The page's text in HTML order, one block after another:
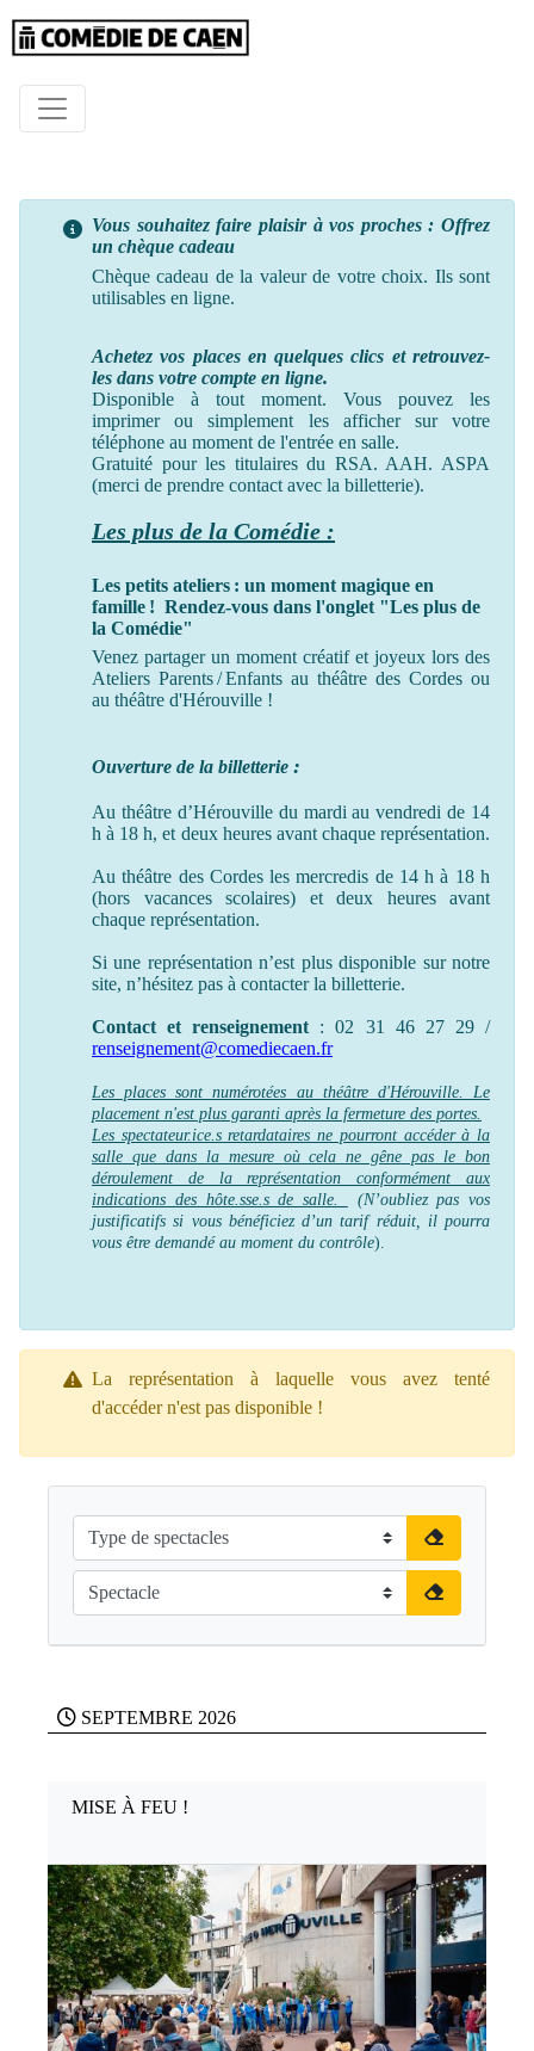
Vous souhaitez faire plaisir à vos proches : Offrez
un chèque cadeau
Chèque cadeau de la valeur de votre choix. Ils sont
utilisables en ligne.
Achetez vos places en quelques clics et retrouvez-
les dans votre compte en ligne.
Disponible à tout moment. Vous pouvez les
imprimer ou simplement les afficher sur votre
téléphone au moment de l'entrée en salle.
Gratuité pour les titulaires du RSA. AAH. ASPA
(merci de prendre contact avec la billetterie).
Les plus de la Comédie :
Les petits ateliers : un moment magique en
famille ! Rendez-vous dans l'onglet "Les plus de
la Comédie"
Venez partager un moment créatif et joyeux lors des
Ateliers Parents / Enfants au théâtre des Cordes ou
au théâtre d'Hérouville !
Ouverture de la billetterie :
Au théâtre d’Hérouville du mardi au vendredi de 14
h à 18 h, et deux heures avant chaque représentation.
Au théâtre des Cordes les mercredis de 14 h à 18 h
(hors vacances scolaires) et deux heures avant
chaque représentation.
Si une représentation n’est plus disponible sur notre
site, n’hésitez pas à contacter la billetterie.
Contact et renseignement : 02 31 46 27 29 /
renseignement@comediecaen.fr
Les places sont numérotées au théâtre d'Hérouville. Le
placement n'est plus garanti après la fermeture des portes.
Les spectateur.ice.s retardataires ne pourront accéder à la
salle que dans la mesure où cela ne gêne pas le bon
déroulement de la représentation conformément aux
indications des hôte.sse.s de salle.
(N’oubliez pas vos
justificatifs si vous bénéficiez d’un tarif réduit, il pourra
vous être demandé au moment du contrôle).
La représentation à laquelle vous avez tenté
d'accéder n'est pas disponible !
SEPTEMBRE 2026
MISE À FEU !